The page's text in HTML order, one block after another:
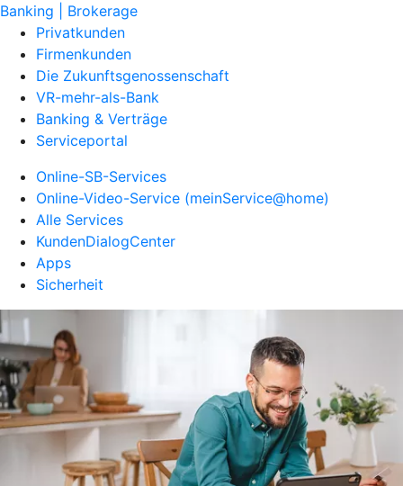
Banking | Brokerage
Privatkunden
Firmenkunden
Die Zukunftsgenossenschaft
VR-mehr-als-Bank
Banking & Verträge
Serviceportal
Online-SB-Services
Online-Video-Service (meinService@home)
Alle Services
KundenDialogCenter
Apps
Sicherheit